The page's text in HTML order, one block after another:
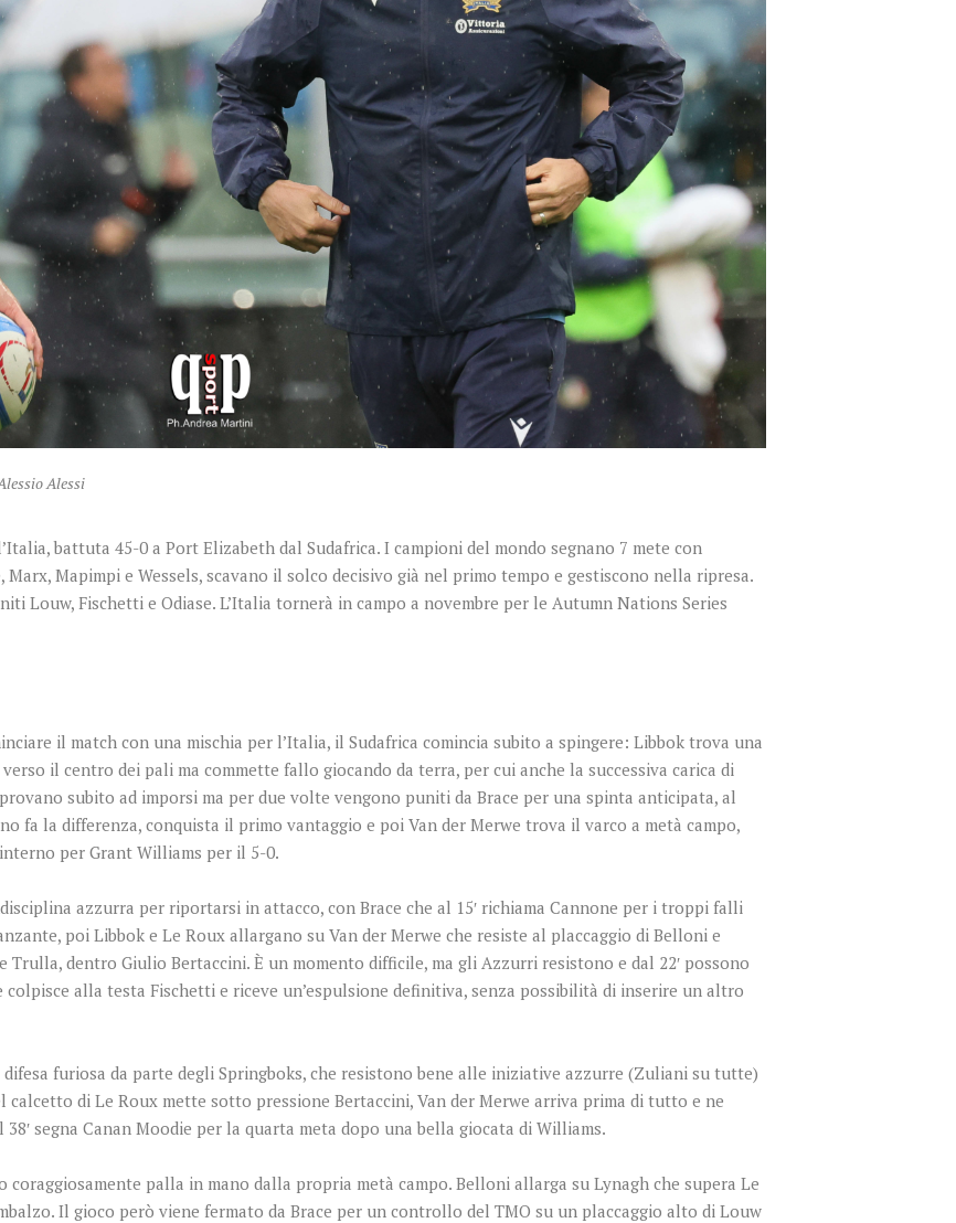
Alessi
battuta 45-0 a Port Elizabeth dal Sudafrica. I campioni del mondo segnano 7 mete con
Mapimpi e Wessels, scavano il solco decisivo già nel primo tempo e gestiscono nella ripresa.
Louw, Fischetti e Odiase. L’Italia tornerà in campo a novembre per le Autumn Nations Series
il match con una mischia per l’Italia, il Sudafrica comincia subito a spingere: Libbok trova una
il centro dei pali ma commette fallo giocando da terra, per cui anche la successiva carica di
subito ad imporsi ma per due volte vengono puniti da Brace per una spinta anticipata, al
fa la differenza, conquista il primo vantaggio e poi Van der Merwe trova il varco a metà campo,
per Grant Williams per il 5-0.
azzurra per riportarsi in attacco, con Brace che al 15′ richiama Cannone per i troppi falli
poi Libbok e Le Roux allargano su Van der Merwe che resiste al placcaggio di Belloni e
Trulla, dentro Giulio Bertaccini. È un momento difficile, ma gli Azzurri resistono e dal 22′ possono
alla testa Fischetti e riceve un’espulsione definitiva, senza possibilità di inserire un altro
furiosa da parte degli Springboks, che resistono bene alle iniziative azzurre (Zuliani su tutte)
calcetto di Le Roux mette sotto pressione Bertaccini, Van der Merwe arriva prima di tutto e ne
segna Canan Moodie per la quarta meta dopo una bella giocata di Williams.
palla in mano dalla propria metà campo. Belloni allarga su Lynagh che supera Le
Il gioco però viene fermato da Brace per un controllo del TMO su un placcaggio alto di Louw